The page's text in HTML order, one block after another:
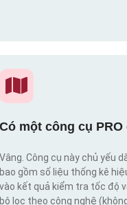
Có một công cụ
Vâng. Công cụ này chủ yếu
bao gồm số liệu thống kê
vào kết quả kiểm tra tốc độ
bộ lọc theo công nghệ